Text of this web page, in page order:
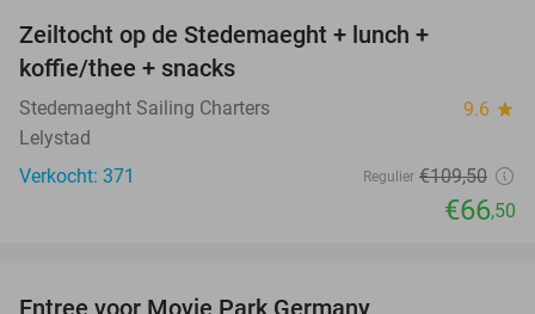
Zeiltocht op de Stedemaeght + lunch +
koffie/thee + snacks
Stedemaeght Sailing Charters 9.6 star
Lelystad
Verkocht: 371
Regulier €109,50
€66,50
Entree voor Movie Park Germany